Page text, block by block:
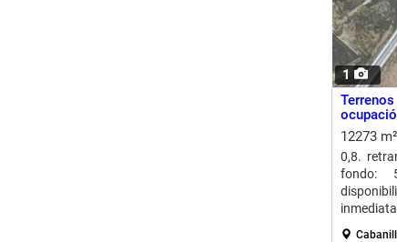
1
12273 m²
0,8.
fondo:
en...